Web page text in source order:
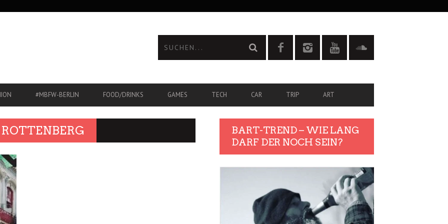
#MBFW-BERLIN FOOD/DRINKS GAMES TECH CAR TRIP ART
BART-TREND – WIE LANG
DARF DER NOCH SEIN?